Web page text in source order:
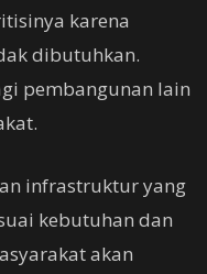
karena
dibutuhkan.
pembangunan lain
infrastruktur yang
kebutuhan dan
akan